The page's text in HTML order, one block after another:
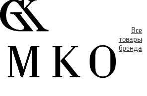
Все
товары
бренда